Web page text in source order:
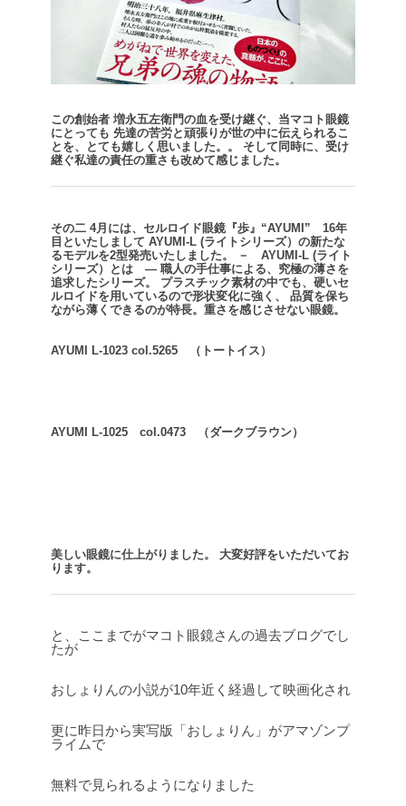
この創始者 増永五左衛門の血を受け継ぐ、当マコト眼鏡
にとっても 先達の苦労と頑張りが世の中に伝えられるこ
とを、とても嬉しく思いました。。
そして同時に、受け
継ぐ私達の責任の重さも改めて感じました。
その二 4月には、セルロイド眼鏡『歩』“AYUMI” 16年
目といたしまして AYUMI-L (ライトシリーズ）の新たな
るモデルを2型発売いたしました。
－ AYUMI-L (ライト
シリーズ）とは ― 職人の手仕事による、究極の薄さを
追求したシリーズ。
プラスチック素材の中でも、硬いセ
ルロイドを用いているので形状変化に強く、
品質を保ち
ながら薄くできるのが特長。重さを感じさせない眼鏡。
AYUMI L-1023 col.5265 （トートイス）
AYUMI L-1025 col.0473 （ダークブラウン）
美しい眼鏡に仕上がりました。
大変好評をいただいてお
ります。
と、ここまでがマコト眼鏡さんの過去ブログでし
たが
おしょりんの小説が10年近く経過して映画化され
更に昨日から実写版「おしょりん」がアマゾンプ
ライムで
無料で見られるようになりました